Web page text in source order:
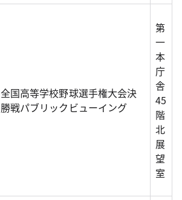
全国高等学校野球選手権大会決
勝戦パブリックビューイング
第
一
本
庁
舎
45
階
北
展
望
室